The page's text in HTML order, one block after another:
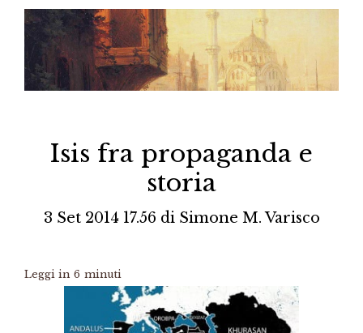
Isis fra propaganda e
storia
3 Set 2014 17.56 di Simone M. Varisco
Leggi in 6 minuti